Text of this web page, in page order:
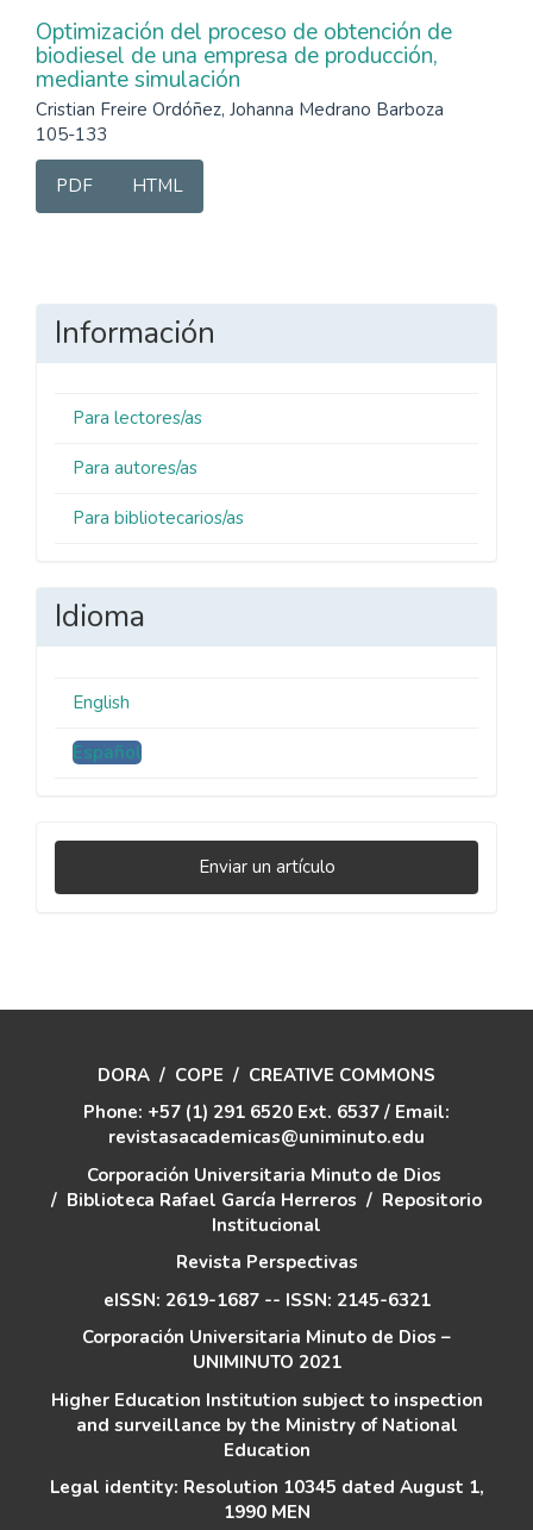
Optimización del proceso de obtención de
biodiesel de una empresa de producción,
mediante simulación
Cristian Freire Ordóñez, Johanna Medrano Barboza
105-133
PDF HTML
Información
Para lectores/as
Para autores/as
Para bibliotecarios/as
Idioma
English
Español
Enviar
un
Enviar un artículo
DORA / COPE / CREATIVE COMMONS
Phone: +57 (1) 291 6520 Ext. 6537 / Email:
revistasacademicas@uniminuto.edu
Corporación Universitaria Minuto de Dios
/ Biblioteca Rafael García Herreros / Repositorio
Institucional
Revista Perspectivas
eISSN: 2619-1687 -- ISSN: 2145-6321
Corporación Universitaria Minuto de Dios –
UNIMINUTO 2021
Higher Education Institution subject to inspection
and surveillance by the Ministry of National
Education
Legal identity: Resolution 10345 dated August 1,
1990 MEN